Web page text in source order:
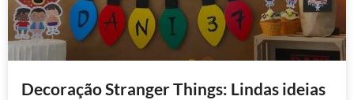
Decoração Stranger Things: Lindas ideias